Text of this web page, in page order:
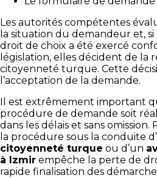
Les autorités compétentes
la situation du demandeur et,
droit de choix a été exercé
législation, elles décident de la
citoyenneté turque. Cette
l’acceptation de la demande.
Il est extrêmement important
procédure de demande soit
dans les délais et sans
la procédure sous la conduite
citoyenneté turque ou d’un
à Izmir empêche la perte de
rapide finalisation des